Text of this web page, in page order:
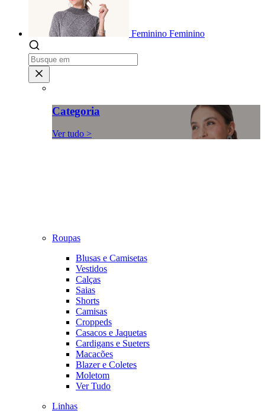
Feminino Feminino
Categoria
Ver tudo >
Roupas
Blusas e Camisetas
Vestidos
Calças
Saias
Shorts
Camisas
Croppeds
Casacos e Jaquetas
Cardigans e Sueters
Macacões
Blazer e Coletes
Moletom
Ver Tudo
Linhas